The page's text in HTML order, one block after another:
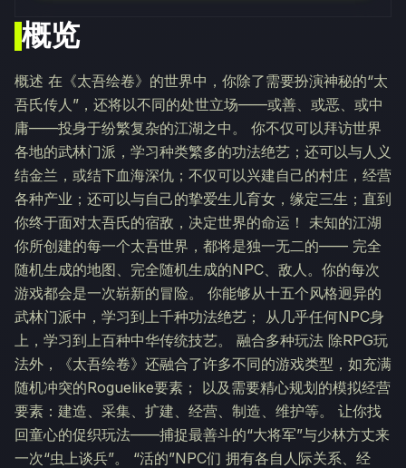
概览
概述 在《太吾绘卷》的世界中，你除了需要扮演神秘的“太
吾氏传人”，还将以不同的处世立场——或善、或恶、或中
庸——投身于纷繁复杂的江湖之中。 你不仅可以拜访世界
各地的武林门派，学习种类繁多的功法绝艺；还可以与人义
结金兰，或结下血海深仇；不仅可以兴建自己的村庄，经营
各种产业；还可以与自己的挚爱生儿育女，缘定三生；直到
你终于面对太吾氏的宿敌，决定世界的命运！ 未知的江湖
你所创建的每一个太吾世界，都将是独一无二的—— 完全
随机生成的地图、完全随机生成的NPC、敌人。你的每次
游戏都会是一次崭新的冒险。 你能够从十五个风格迥异的
武林门派中，学习到上千种功法绝艺； 从几乎任何NPC身
上，学习到上百种中华传统技艺。 融合多种玩法 除RPG玩
法外，《太吾绘卷》还融合了许多不同的游戏类型，如充满
随机冲突的Roguelike要素； 以及需要精心规划的模拟经营
要素：建造、采集、扩建、经营、制造、维护等。 让你找
回童心的促织玩法——捕捉最善斗的“大将军”与少林方丈来
一次“虫上谈兵”。 “活的”NPC们 拥有各自人际关系、经